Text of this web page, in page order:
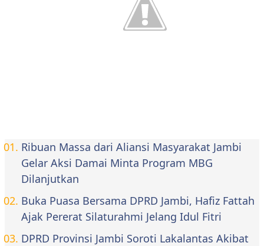
Ribuan Massa dari Aliansi Masyarakat Jambi
Gelar Aksi Damai Minta Program MBG
Dilanjutkan
Buka Puasa Bersama DPRD Jambi, Hafiz Fattah
Ajak Pererat Silaturahmi Jelang Idul Fitri
DPRD Provinsi Jambi Soroti Lakalantas Akibat